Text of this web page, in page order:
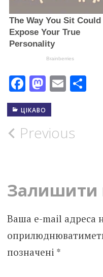
Facebook
Email
ЦІКАВО
Post
Previous
Залишити
Ваша e-mail адреса
позначені *